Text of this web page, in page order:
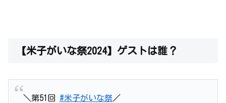
【米子がいな祭2024】ゲストは誰？
＼第51回 #米子がいな祭／